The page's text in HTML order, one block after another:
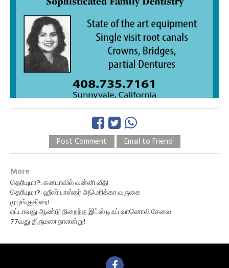
Post Comment Email to Friend
More
தெரியுமா?: கனடாவில் வன்னி வீதி
தெரியுமா?: ஹீலர் பாஸ்கர் அமெரிக்கா வருகை
முழங்குதிரை!
எட்டாவது ஆண்டு நிறைந்த இட்ஸ் டிஃப் வானொலி சேவை
77வது திருமண நாளன்று!